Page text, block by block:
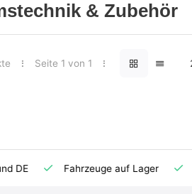
& Zubehör
Seite 1 von 1
Ersatzteilversorgung